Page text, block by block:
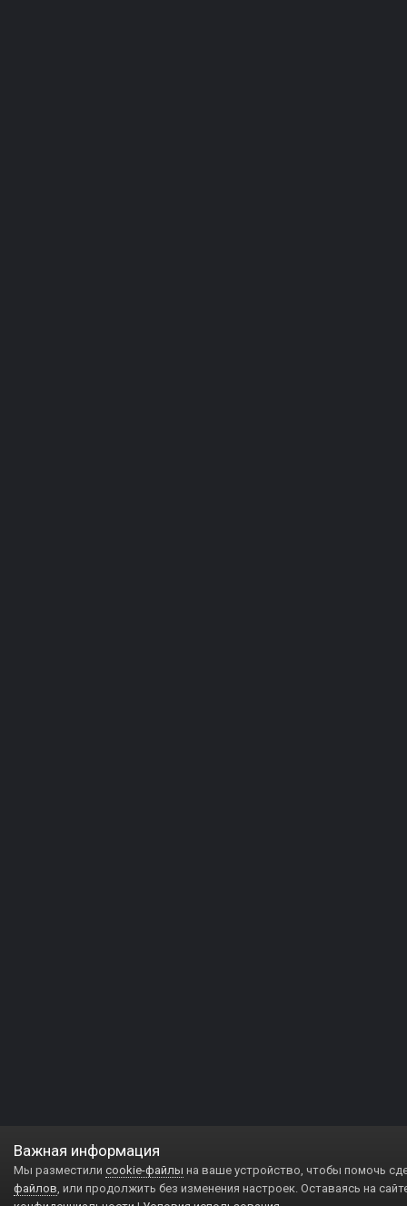
Важная информация
Мы разместили cookie-файлы на ваше устройство, чтобы помочь
файлов, или продолжить без изменения настроек. Оставаясь на